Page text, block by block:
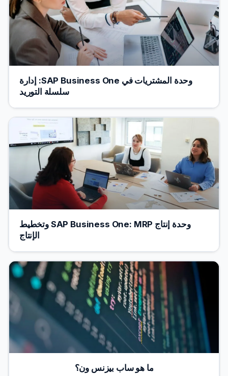
وحدة المشتريات في SAP Business One: إدارة
سلسلة التوريد
وحدة إنتاج SAP Business One: MRP وتخطيط
الإنتاج
ما هو ساب بيزنس ون؟